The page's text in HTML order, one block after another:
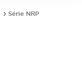
Série NRP